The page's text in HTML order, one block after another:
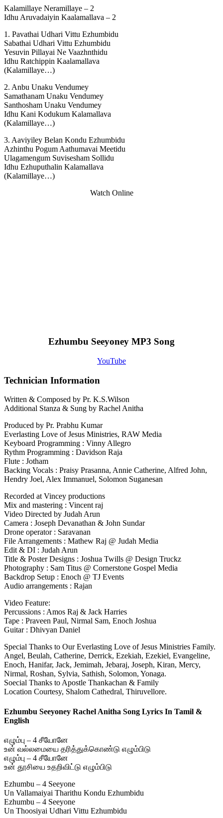
Kalamillaye Neramillaye – 2
Idhu Aruvadaiyin Kaalamallava – 2
1. Pavathai Udhari Vittu Ezhumbidu
Sabathai Udhari Vittu Ezhumbidu
Yesuvin Pillayai Ne Vaazhnthidu
Idhu Ratchippin Kaalamallava
(Kalamillaye…)
2. Anbu Unaku Vendumey
Samathanam Unaku Vendumey
Santhosham Unaku Vendumey
Idhu Kani Kodukum Kalamallava
(Kalamillaye…)
3. Aaviyiley Belan Kondu Ezhumbidu
Azhinthu Pogum Aathumavai Meetidu
Ulagamengum Suvisesham Sollidu
Idhu Ezhuputhalin Kalamallava
(Kalamillaye…)
Watch Online
Ezhumbu Seeyoney MP3 Song
YouTube
Technician Information
Written & Composed by Pr. K.S.Wilson
Additional Stanza & Sung by Rachel Anitha
Produced by Pr. Prabhu Kumar
Everlasting Love of Jesus Ministries, RAW Media
Keyboard Programming : Vinny Allegro
Rythm Programming : Davidson Raja
Flute : Jotham
Backing Vocals : Praisy Prasanna, Annie Catherine, Alfred John,
Hendry Joel, Alex Immanuel, Solomon Suganesan
Recorded at Vincey productions
Mix and mastering : Vincent raj
Video Directed by Judah Arun
Camera : Joseph Devanathan & John Sundar
Drone operator : Saravanan
File Arrangements : Mathew Raj @ Judah Media
Edit & DI : Judah Arun
Title & Poster Designs : Joshua Twills @ Design Truckz
Photography : Sam Titus @ Cornerstone Gospel Media
Backdrop Setup : Enoch @ TJ Events
Audio arrangements : Rajan
Video Feature:
Percussions : Amos Raj & Jack Harries
Tape : Praveen Paul, Nirmal Sam, Enoch Joshua
Guitar : Dhivyan Daniel
Special Thanks to Our Everlasting Love of Jesus Ministries Family.
Angel, Beulah, Catherine, Derrick, Ezekiah, Ezekiel, Evangeline,
Enoch, Hanifar, Jack, Jemimah, Jebaraj, Joseph, Kiran, Mercy,
Nirmal, Roshan, Sylvia, Sathish, Solomon, Yonaga.
Soecial Thanks to Apostle Thankachan & Family
Location Courtesy, Shalom Cathedral, Thiruvellore.
Ezhumbu Seeyoney Rachel Anitha Song Lyrics In Tamil &
English
எழும்பு – 4 சீயோனே
உன் வல்லமையை தரித்துக்கொண்டு எழும்பிடு
எழும்பு – 4 சீயோனே
உன் தூசியை உதறிவிட்டு எழும்பிடு
Ezhumbu – 4 Seeyone
Un Vallamaiyai Tharithu Kondu Ezhumbidu
Ezhumbu – 4 Seeyone
Un Thoosiyai Udhari Vittu Ezhumbidu